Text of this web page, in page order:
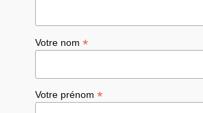
Votre nom*
Votre prénom*